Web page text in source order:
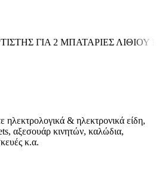
ΓΙΑ 2 ΜΠΑΤΑΡΙΕΣ ΛΙΘΙΟΥ
ηλεκτρολογικά & ηλεκτρονικά είδη,
αξεσουάρ κινητών, καλώδια,
κ.α.